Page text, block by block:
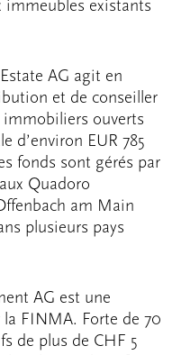
existants
AG agit en
et de conseiller
ouverts
d’environ EUR 785
fonds sont gérés par
Quadoro
am Main
plusieurs pays
AG est une
FINMA. Forte de 70
de plus de CHF 5